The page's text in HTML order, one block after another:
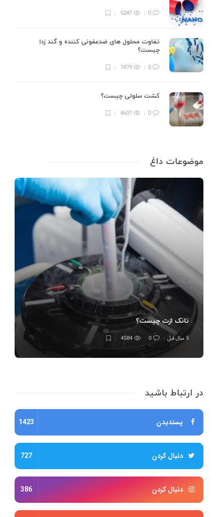
0
5247
تفاوت محلول های ضدعفونی کننده و گند زدا
چیست؟
0
7479
کشت سلولی چیست؟
0
4607
موضوعات داغ
تانک ازت چیست؟
5 سال قبل 0
4584
در ارتباط باشید
پسندیدن 1423
دنبال کردن 727
دنبال کردن 386